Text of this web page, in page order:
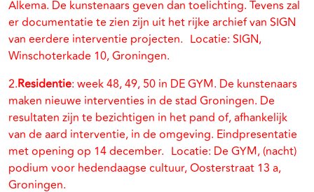
Alkema. De kunstenaars geven dan toelichting. Tevens zal
er documentatie te zien zijn uit het rijke archief van SIGN
van eerdere interventie projecten. Locatie: SIGN,
Winschoterkade 10, Groningen.
2.Residentie: week 48, 49, 50 in DE GYM. De kunstenaars
maken nieuwe interventies in de stad Groningen. De
resultaten zijn te bezichtigen in het pand of, afhankelijk
van de aard interventie, in de omgeving. Eindpresentatie
met opening op 14 december. Locatie: De GYM, (nacht)
podium voor hedendaagse cultuur, Oosterstraat 13 a,
Groningen.